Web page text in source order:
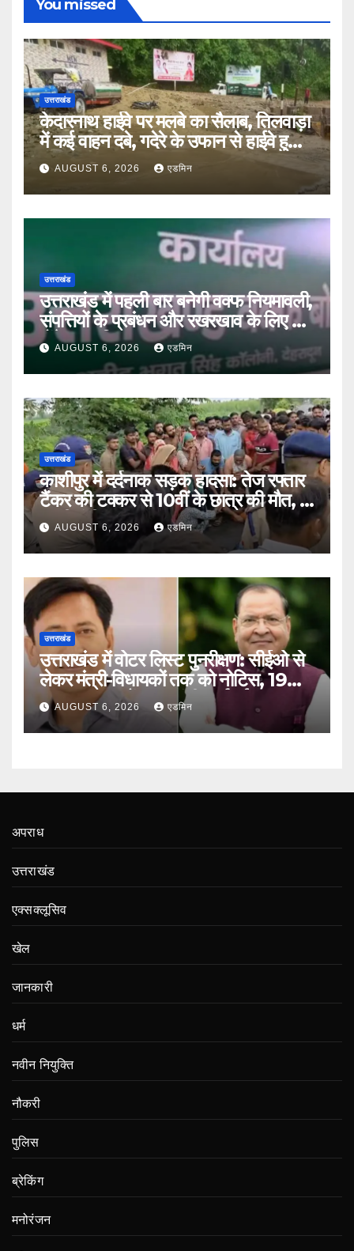
You missed
उत्तराखंड
केदारनाथ हाईवे पर मलबे का सैलाब, तिलवाड़ा
में कई वाहन दबे, गदेरे के उफान से हाईवे हुआ
बंदAUGUST 6, 2026 एडमिन
उत्तराखंड
उत्तराखंड में पहली बार बनेगी वक्फ नियमावली,
संपत्तियों के प्रबंधन और रखरखाव के लिए तय
होंगे स्पष्ट नियम
AUGUST 6, 2026 एडमिन
उत्तराखंड
काशीपुर में दर्दनाक सड़क हादसा: तेज रफ्तार
टैंकर की टक्कर से 10वीं के छात्र की मौत, दो
साथी गंभीर घायल
AUGUST 6, 2026 एडमिन
उत्तराखंड
उत्तराखंड में वोटर लिस्ट पुनरीक्षण: सीईओ से
लेकर मंत्री-विधायकों तक को नोटिस, 19
लाख मतदाताओं तक पहुंची कार्रवाई
AUGUST 6, 2026 एडमिन
अपराध
उत्तराखंड
एक्सक्लूसिव
खेल
जानकारी
धर्म
नवीन नियुक्ति
नौकरी
पुलिस
ब्रेकिंग
मनोरंजन